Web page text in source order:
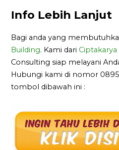
Info Lebih Lanjut
Bagi anda yang
Building. Kami dari Ciptakarya
Consulting siap melayani
Hubungi kami di nomor
tombol dibawah ini :